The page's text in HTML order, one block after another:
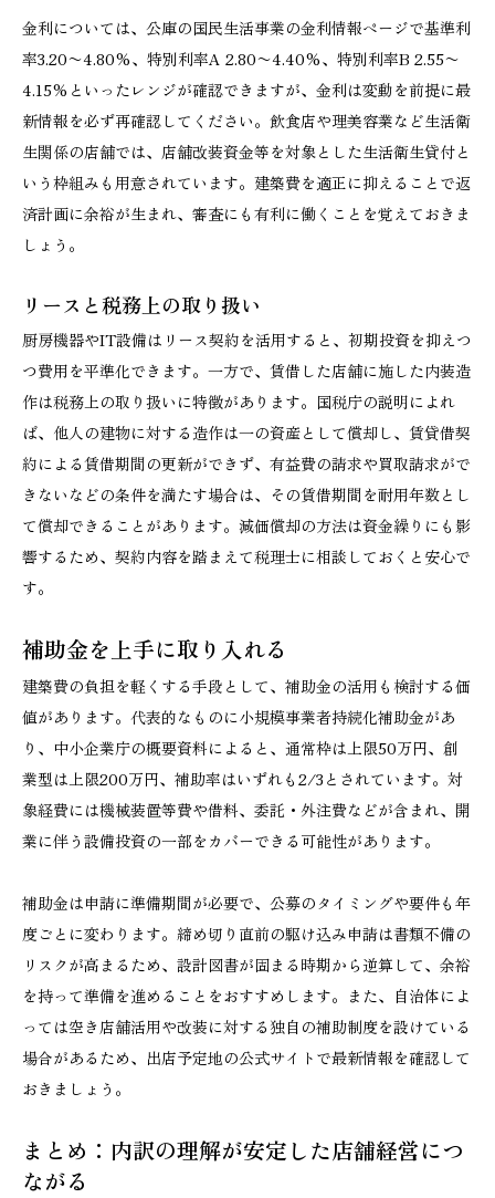
金利については、公庫の国民生活事業の金利情報ページで基準利
率3.20〜4.80%、特別利率A 2.80〜4.40%、特別利率B 2.55〜
4.15%といったレンジが確認できますが、金利は変動を前提に最
新情報を必ず再確認してください。飲食店や理美容業など生活衛
生関係の店舗では、店舗改装資金等を対象とした生活衛生貸付と
いう枠組みも用意されています。建築費を適正に抑えることで返
済計画に余裕が生まれ、審査にも有利に働くことを覚えておきま
しょう。
リースと税務上の取り扱い
厨房機器やIT設備はリース契約を活用すると、初期投資を抑えつ
つ費用を平準化できます。一方で、賃借した店舗に施した内装造
作は税務上の取り扱いに特徴があります。国税庁の説明によれ
ば、他人の建物に対する造作は一の資産として償却し、賃貸借契
約による賃借期間の更新ができず、有益費の請求や買取請求がで
きないなどの条件を満たす場合は、その賃借期間を耐用年数とし
て償却できることがあります。減価償却の方法は資金繰りにも影
響するため、契約内容を踏まえて税理士に相談しておくと安心で
す。
補助金を上手に取り入れる
建築費の負担を軽くする手段として、補助金の活用も検討する価
値があります。代表的なものに小規模事業者持続化補助金があ
り、中小企業庁の概要資料によると、通常枠は上限50万円、創
業型は上限200万円、補助率はいずれも2/3とされています。対
象経費には機械装置等費や借料、委託・外注費などが含まれ、開
業に伴う設備投資の一部をカバーできる可能性があります。
補助金は申請に準備期間が必要で、公募のタイミングや要件も年
度ごとに変わります。締め切り直前の駆け込み申請は書類不備の
リスクが高まるため、設計図書が固まる時期から逆算して、余裕
を持って準備を進めることをおすすめします。また、自治体によ
っては空き店舗活用や改装に対する独自の補助制度を設けている
場合があるため、出店予定地の公式サイトで最新情報を確認して
おきましょう。
まとめ：内訳の理解が安定した店舗経営につ
ながる